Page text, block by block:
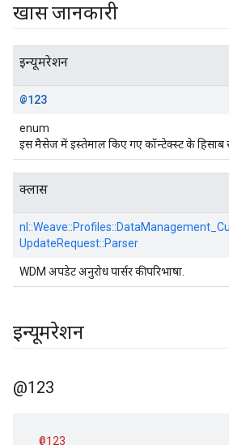
खास जानकारी
इन्यूमरेशन
@123
enum
इस मैसेज में इस्तेमाल किए गए कॉन्टेक्स्ट के हिसाब
क्लास
nl::Weave::Profiles::
UpdateRequest::Parser
WDM अपडेट अनुरोध पार्सर की परिभाषा.
इन्यूमरेशन
@123
@123